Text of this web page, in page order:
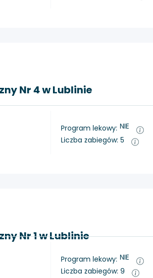
Nr 4 w Lublinie
Program lekowy: NIE
Liczba zabiegów: 5
Nr 1 w Lublinie
Program lekowy: NIE
Liczba zabiegów: 9